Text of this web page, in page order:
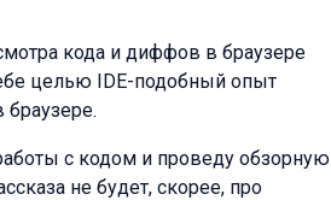
кода и диффов в браузере
целью IDE-подобный опыт
с кодом и проведу обзорную
не будет, скорее, про